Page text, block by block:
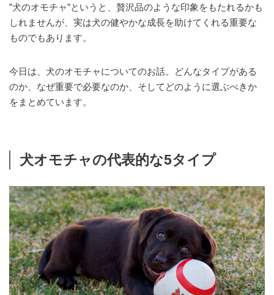
”犬のオモチャ”というと、贅沢品のような印象をもたれるかも
しれませんが、実は犬の健やかな成長を助けてくれる重要な
ものでもあります。
今日は、犬のオモチャについてのお話。どんなタイプがある
のか、なぜ重要で必要なのか、そしてどのように選ぶべきか
をまとめています。
犬オモチャの代表的な5タイプ